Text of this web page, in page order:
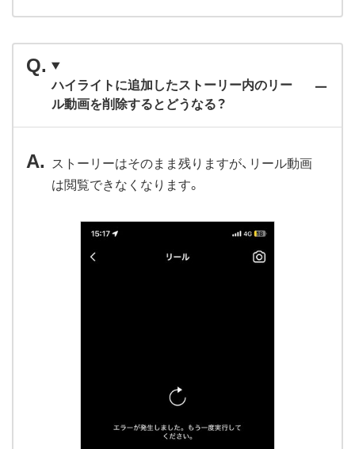
ハイライトに追加したストーリー内のリー
ル動画を削除するとどうなる？
ストーリーはそのまま残りますが、リール動画
は閲覧できなくなります。